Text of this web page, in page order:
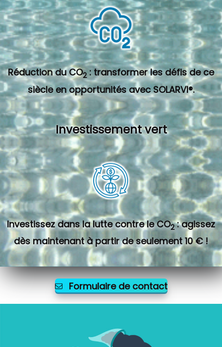
Réduction du CO2 : transformer les défis de ce
siècle en opportunités avec SOLARVI®.
Investissement vert
Investissez dans la lutte contre le CO2 : agissez
dès maintenant à partir de seulement 10 € !
Formulaire de contact